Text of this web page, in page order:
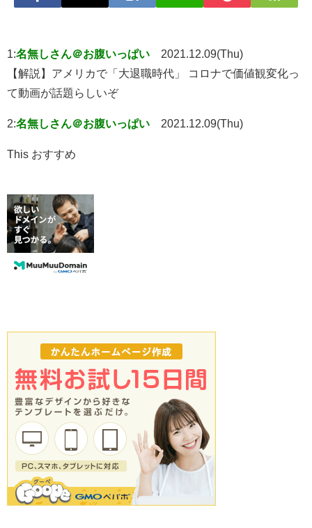
1:名無しさん＠お腹いっぱい
2021.12.09(Thu)
【解説】アメリカで「大退職時代」 コロナで価値観変化っ
て動画が話題らしいぞ
2:名無しさん＠お腹いっぱい 2021.12.09(Thu)
This おすすめ